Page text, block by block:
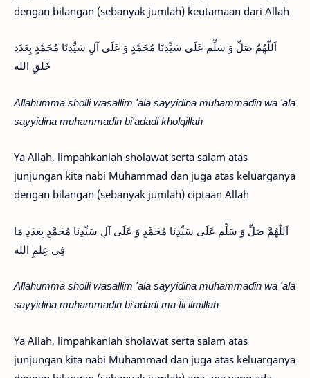
dengan bilangan (sebanyak jumlah) keutamaan dari Allah
اَللّهُمَّ صَلِّ وَ سَلِّم عَلَى سَيِّدِنَا مُحَمَّدٍ وَ عَلَى آلِ سَيِّدِنَا مُحَمَّدٍ بِعَدَدِ
خَلقِ الله
Allahumma sholli wasallim 'ala sayyidina muhammadin wa 'ala
sayyidina muhammadin bi'adadi kholqillah
Ya Allah, limpahkanlah sholawat serta salam atas
junjungan kita nabi Muhammad dan juga atas keluarganya
dengan bilangan (sebanyak jumlah) ciptaan Allah
اَللّهُمَّ صَلِّ وَ سَلِّم عَلَى سَيِّدِنَا مُحَمَّدٍ وَ عَلَى آلِ سَيِّدِنَا مُحَمَّدٍ بِعَدَدِ مَا
فِى عِلمِ الله
Allahumma sholli wasallim 'ala sayyidina muhammadin wa 'ala
sayyidina muhammadin bi'adadi ma fii ilmillah
Ya Allah, limpahkanlah sholawat serta salam atas
junjungan kita nabi Muhammad dan juga atas keluarganya